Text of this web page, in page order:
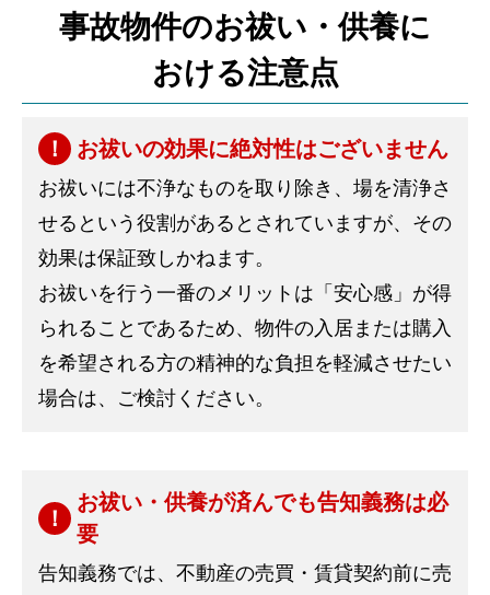
事故物件のお祓い・供養に
おける注意点
お祓いの効果に絶対性はございません
お祓いには不浄なものを取り除き、場を清浄さ
せるという役割があるとされていますが、その
効果は保証致しかねます。
お祓いを行う一番のメリットは「安心感」が得
られることであるため、物件の入居または購入
を希望される方の精神的な負担を軽減させたい
場合は、ご検討ください。
お祓い・供養が済んでも告知義務は必
要
告知義務では、不動産の売買・賃貸契約前に売